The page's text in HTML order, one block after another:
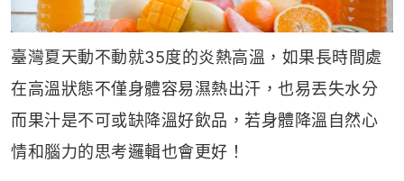
臺灣夏天動不動就35度的炎熱高溫，如果長時間處
在高溫狀態不僅身體容易濕熱出汗，也易丟失水分
而果汁是不可或缺降溫好飲品，若身體降溫自然心
情和腦力的思考邏輯也會更好！